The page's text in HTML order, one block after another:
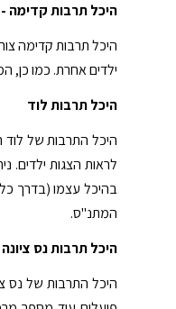
היכל תרבות קדימה -
היכל תרבות קדימה
ילדים אחרת. כמו כן,
היכל תרבות לוד
היכל התרבות של לוד
לראות הצגות ילדים.
בהיכל עצמו (בדרך
המתנ"ס.
היכל תרבות נס ציונה
היכל התרבות של נס